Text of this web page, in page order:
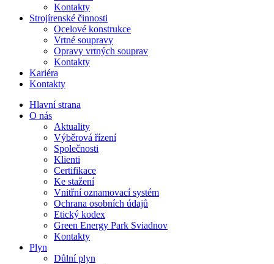
Kontakty
Strojírenské činnosti
Ocelové konstrukce
Vrtné soupravy
Opravy vrtných souprav
Kontakty
Kariéra
Kontakty
Hlavní strana
O nás
Aktuality
Výběrová řízení
Společnosti
Klienti
Certifikace
Ke stažení
Vnitřní oznamovací systém
Ochrana osobních údajů
Etický kodex
Green Energy Park Sviadnov
Kontakty
Plyn
Důlní plyn